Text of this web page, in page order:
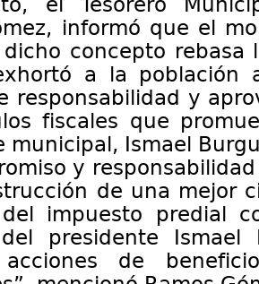
informó que el
concepto rebasa
a la población
responsabilidad y
fiscales que
municipal, Ismael
y
de una mejor
impuesto predial
presidente Ismael
de